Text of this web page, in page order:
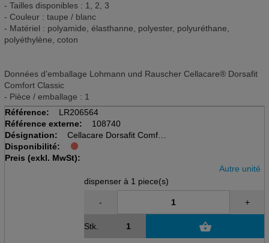
- Tailles disponibles : 1, 2, 3
- Couleur : taupe / blanc
- Matériel : polyamide, élasthanne, polyester, polyuréthane,
polyéthylène, coton
Données d’emballage Lohmann und Rauscher Cellacare® Dorsafit
Comfort Classic
- Pièce / emballage : 1
Référence:
LR206564
Référence externe:
108740
Désignation:
Cellacare Dorsafit Comfort
disp à 1 pcs, taille 1
Rückenbandage
Disponibilité:
Preis (exkl. MwSt):
Autre unité
dispenser à 1 piece(s)
- +
Stk.